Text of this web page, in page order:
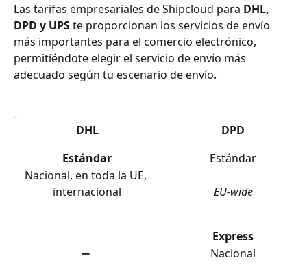
Las tarifas empresariales de Shipcloud para DHL,
DPD y UPS te proporcionan los servicios de envío
más importantes para el comercio electrónico,
permitiéndote elegir el servicio de envío más
adecuado según tu escenario de envío.
DHL
DPD
Estándar
Nacional, en toda la UE,
internacional
Estándar
EU-wide
➖
Express
Nacional